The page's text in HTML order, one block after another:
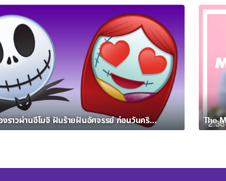
บอกเล่าเรื่องราวผ่านอีโมจิ ฝันร้ายฝันอัศจรรย์ ก่อนวันคริสต์มาส 2:38